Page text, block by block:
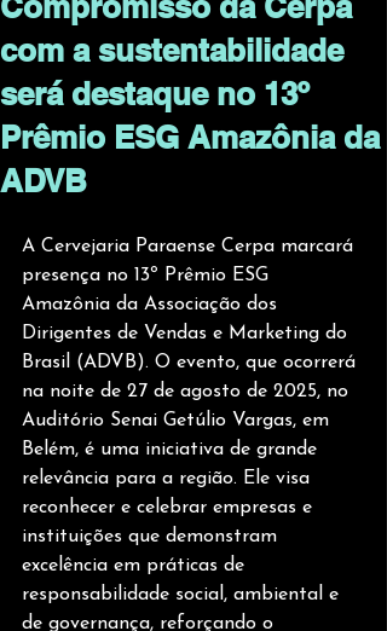
com a sustentabilidade
será destaque no 13º
Prêmio ESG Amazônia da
ADVB
A Cervejaria Paraense Cerpa marcará
presença no 13º Prêmio ESG
Amazônia da Associação dos
Dirigentes de Vendas e Marketing do
Brasil (ADVB). O evento, que ocorrerá
na noite de 27 de agosto de 2025, no
Auditório Senai Getúlio Vargas, em
Belém, é uma iniciativa de grande
relevância para a região. Ele visa
reconhecer e celebrar empresas e
instituições que demonstram
excelência em práticas de
responsabilidade social, ambiental e
de governança, reforçando o